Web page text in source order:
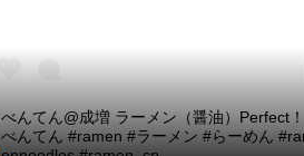
べんてん@成増 ラーメン（醤油）Perfect
べんてん #ramen #ラーメン #らーめん